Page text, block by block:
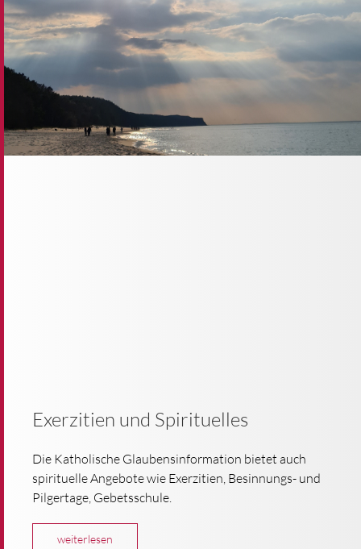
Exerzitien und Spirituelles
Die Katholische Glaubensinformation bietet auch
spirituelle Angebote wie Exerzitien, Besinnungs- und
Pilgertage, Gebetsschule.
weiterlesen